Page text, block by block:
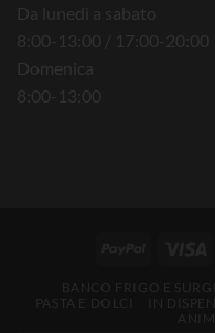
Da lunedì a sabato
8:00-13:00 / 17:00-20:00
Domenica
8:00-13:00